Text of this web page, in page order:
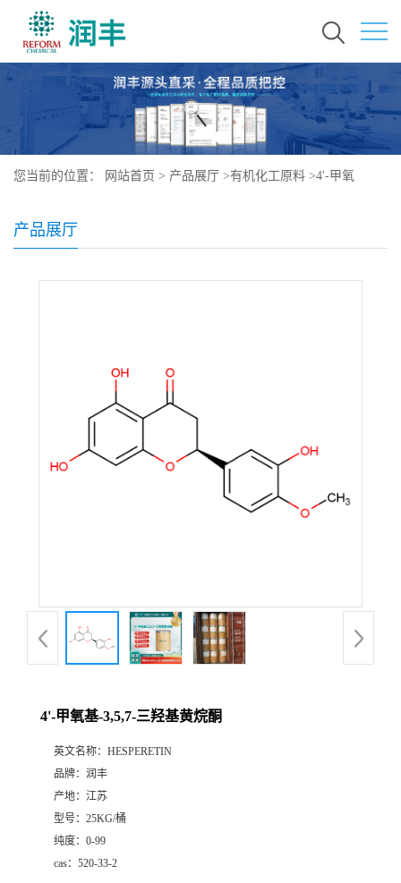
您当前的位置： 网站首页 > 产品展厅 >有机化工原料 >4'-甲氧
产品展厅
4'-甲氧基-3,5,7-三羟基黄烷酮
英文名称： HESPERETIN
品牌： 润丰
产地： 江苏
型号： 25KG/桶
纯度： 0-99
cas： 520-33-2